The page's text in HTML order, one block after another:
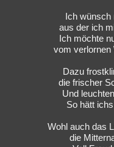
Ich wünsch
aus der ich
Ich möchte
vom verlornen
Dazu
die frischer
Und
So hätt
Wohl auch das
die